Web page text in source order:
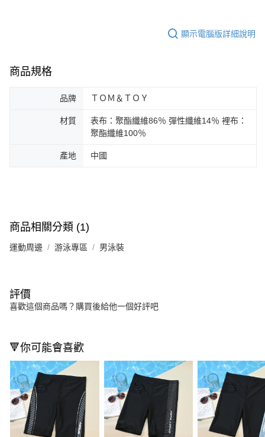
顯示電腦版詳細說明
商品規格
品牌 ＴＯＭ＆ＴＯＹ
材質
表布：聚酯纖維86％ 彈性纖維14％ 裡布：
聚酯纖維100％
產地 中國
商品相關分類 (1)
運動周邊 游泳專區 男泳裝
評價
喜歡這個商品嗎？購買後給他一個好評吧
🔻你可能會喜歡